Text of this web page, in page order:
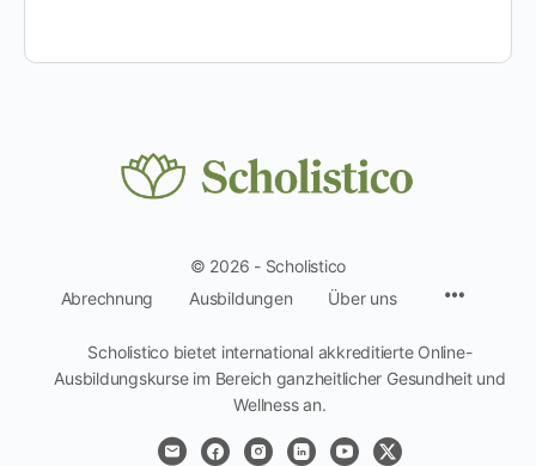
© 2026 - Scholistico
Abrechnung
Ausbildungen Über uns
Scholistico bietet international akkreditierte Online-
Ausbildungskurse im Bereich ganzheitlicher Gesundheit und
Wellness an.